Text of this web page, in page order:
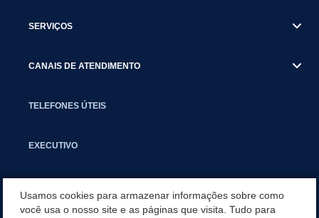
SERVIÇOS
CANAIS DE ATENDIMENTO
TELEFONES ÚTEIS
EXECUTIVO
Usamos cookies para armazenar informações sobre como
você usa o nosso site e as páginas que visita. Tudo para